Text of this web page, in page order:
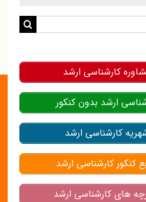
کارشناسی ارشد
ارشد بدون کنکور
کارشناسی ارشد
کنکور کارشناسی ارشد
های کارشناسی ارشد